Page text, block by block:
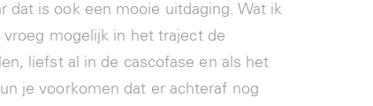
dat is ook een mooie uitdaging. Wat ik
mogelijk in het traject de
liefst al in de cascofase en als het
je voorkomen dat er achteraf nog